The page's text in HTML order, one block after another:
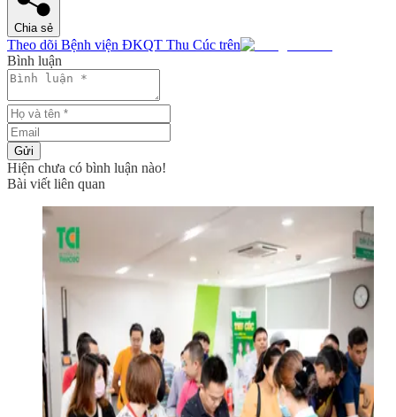
Chia sẻ
Theo dõi Bệnh viện ĐKQT Thu Cúc trên
Bình luận
Gửi
Hiện chưa có bình luận nào!
Bài viết liên quan